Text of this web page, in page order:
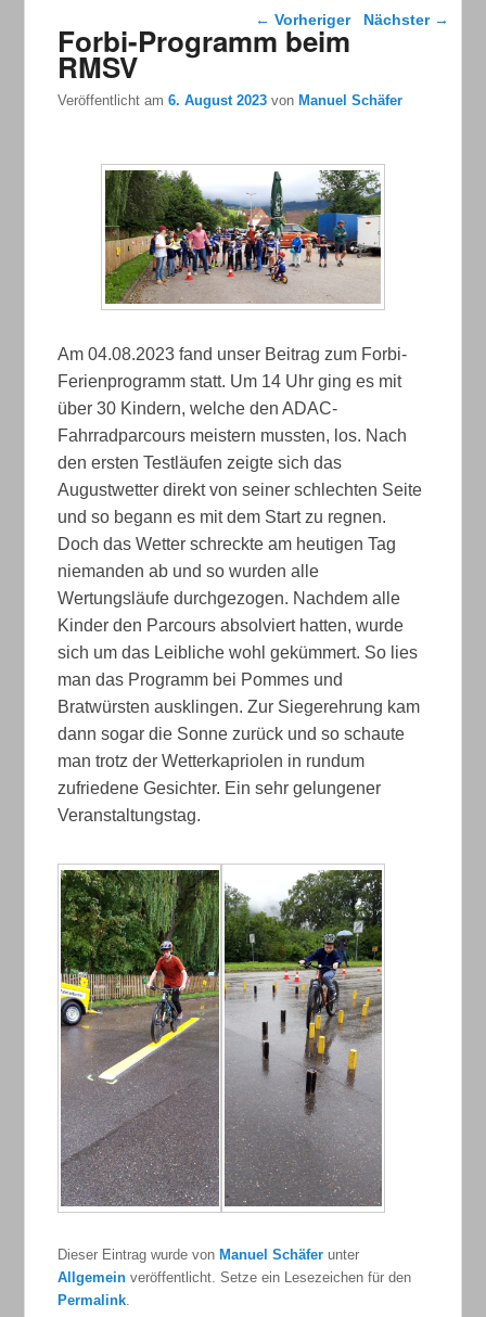
Beitragsnavigation
← Vorheriger Nächster →
Forbi-Programm beim
RMSV
Veröffentlicht am6. August 2023 von Manuel Schäfer
Am 04.08.2023 fand unser Beitrag zum Forbi-
Ferienprogramm statt. Um 14 Uhr ging es mit
über 30 Kindern, welche den ADAC-
Fahrradparcours meistern mussten, los. Nach
den ersten Testläufen zeigte sich das
Augustwetter direkt von seiner schlechten Seite
und so begann es mit dem Start zu regnen.
Doch das Wetter schreckte am heutigen Tag
niemanden ab und so wurden alle
Wertungsläufe durchgezogen. Nachdem alle
Kinder den Parcours absolviert hatten, wurde
sich um das Leibliche wohl gekümmert. So lies
man das Programm bei Pommes und
Bratwürsten ausklingen. Zur Siegerehrung kam
dann sogar die Sonne zurück und so schaute
man trotz der Wetterkapriolen in rundum
zufriedene Gesichter. Ein sehr gelungener
Veranstaltungstag.
Dieser Eintrag wurde von Manuel Schäfer unter
Allgemein veröffentlicht. Setze ein Lesezeichen für den
Permalink.